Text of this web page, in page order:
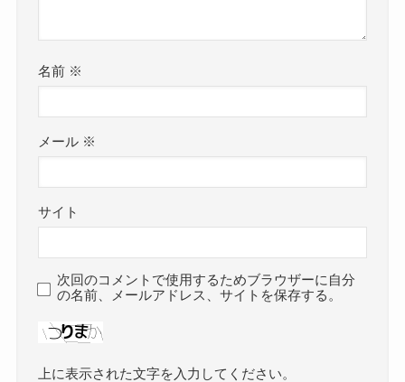
名前 ※
メール ※
サイト
次回のコメントで使用するためブラウザーに自分
の名前、メールアドレス、サイトを保存する。
上に表示された文字を入力してください。